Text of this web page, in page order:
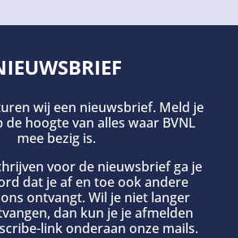
wij een nieuwsbrief. Meld je
hoogte van alles waar BVNL
mee bezig is.
voor de nieuwsbrief ga je
dat je af en toe ook andere
ontvangt. Wil je niet langer
dan kun je je afmelden
link onderaan onze mails.